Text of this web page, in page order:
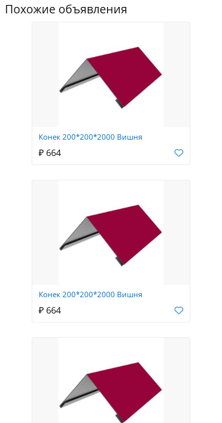
Похожие объявления
Конек 200*200*2000 Вишня
₽ 664
Конек 200*200*2000 Вишня
₽ 664